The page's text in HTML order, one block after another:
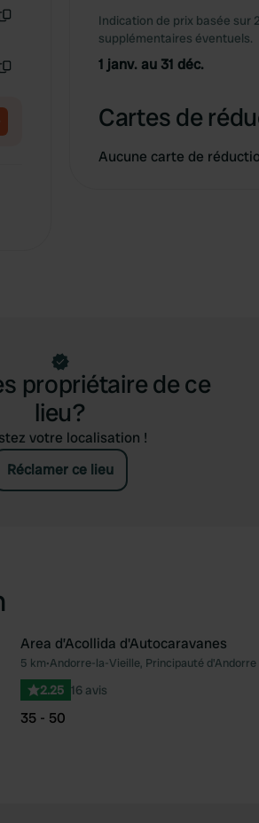
Indication de prix basée sur
supplémentaires éventuels.
1 janv. au 31 déc.
Cartes de
Aucune carte de
propriétaire de ce
lieu?
votre localisation !
Réclamer ce lieu
Area d’Acollida d'Autocaravanes
5 km•Andorre-la-Vieille, Principauté d'Andorre
2.25 16 avis
35 - 50